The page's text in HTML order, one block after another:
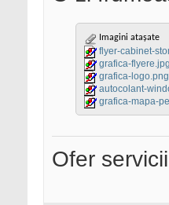
Imagini atașate
flyer-cabinet-
grafica-flyere.jpg
grafica-logo.png
autocolant-
grafica-mapa-
Ofer